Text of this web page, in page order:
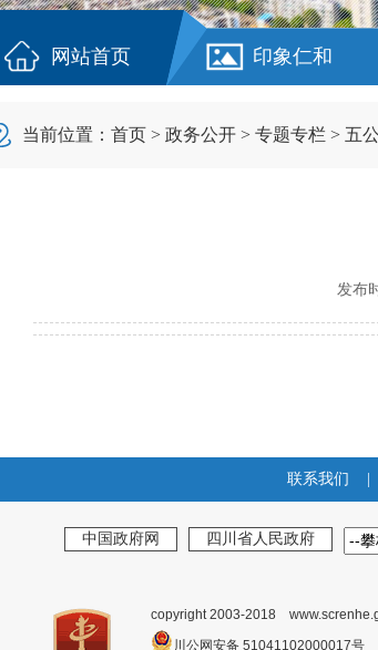
网站首页 印象仁和
当前位置： 首页 > 政务公开 > 专题专栏 > 五
发布
联系我们
中国政府网 四川省人民政府
copyright 2003-2018
川公网安备 51041102000017